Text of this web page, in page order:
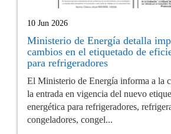
10 Jun 2026
Ministerio de Energía detalla
cambios en el etiquetado de
para refrigeradores
El Ministerio de Energía informa a la
la entrada en vigencia del nuevo
energética para refrigeradores,
congeladores, congel...